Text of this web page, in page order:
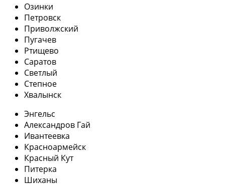
Озинки
Петровск
Приволжский
Пугачев
Ртищево
Саратов
Светлый
Степное
Хвалынск
Энгельс
Александров Гай
Ивантеевка
Красноармейск
Красный Кут
Питерка
Шиханы